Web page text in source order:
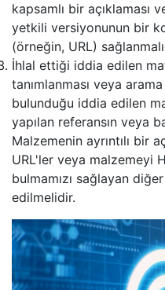
kapsamlı bir açıklaması
yetkili versiyonunun bir
(örneğin, URL)
İhlal ettiği iddia edilen
tanımlanması veya
bulunduğu iddia edilen
yapılan referansın veya
Malzemenin ayrıntılı bir
URL'ler veya malzemeyi
bulmamızı sağlayan
edilmelidir.